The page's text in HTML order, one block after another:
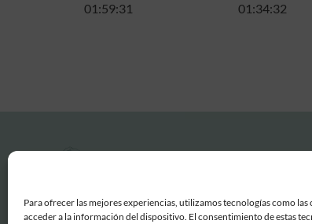
Para ofrecer las mejores experiencias, utilizamos tecnologías como
acceder a la información del dispositivo. El consentimiento de estas
01:59:31 01:34:32